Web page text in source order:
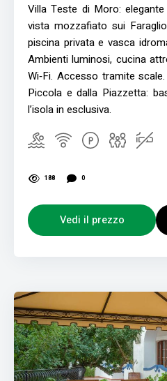
Villa Teste di Moro:
vista mozzafiato sui
piscina privata e vasca
Ambienti luminosi, cucina
Wi‑Fi. Accesso tramite
Piccola e dalla Piazzetta:
l’isola in esclusiva.
188 0
Vedi il prezzo